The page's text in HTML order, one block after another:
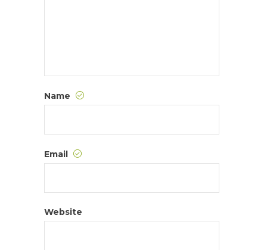
Name
Email
Website